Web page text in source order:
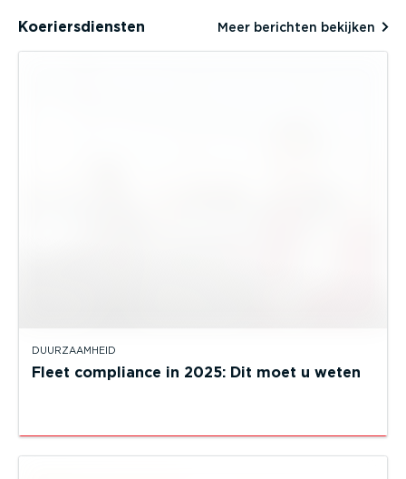
Koeriersdiensten Meer berichten bekijken
DUURZAAMHEID
Fleet compliance in 2025: Dit moet u weten